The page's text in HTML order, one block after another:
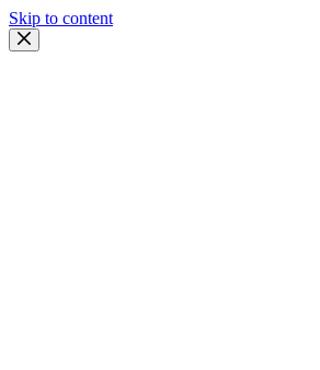
Skip to content